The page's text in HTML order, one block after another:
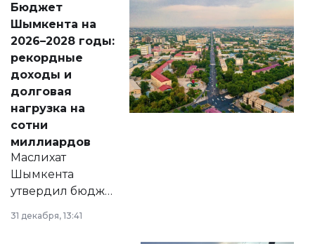
народу
Венесуэлы.
Бюджет
Шымкента на
2026–2028 годы:
рекордные
доходы и
долговая
нагрузка на
сотни
миллиардов
Маслихат
Шымкента
утвердил бюджет
города на 2026–
2028 годы.
31 декабря, 13:41